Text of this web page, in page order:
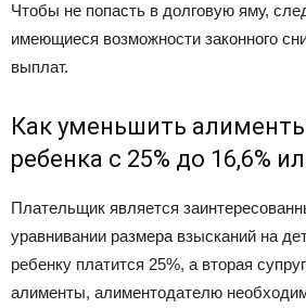
Чтобы не попасть в долговую яму,
имеющиеся возможности законного
выплат.
Как уменьшить
ребенка с 25% до 16,6%
Плательщик является
уравнивании размера взысканий на
ребенку платится 25%, а вторая
алименты, алиментодателю